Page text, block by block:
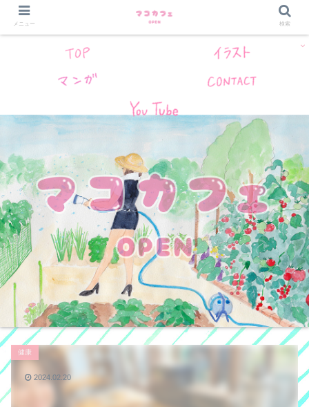
健康
2024.02.20
メニュー 検索